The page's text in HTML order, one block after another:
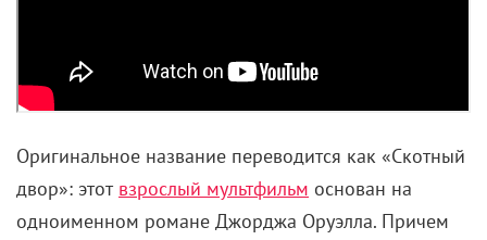
Оригинальное название переводится как «Скотный
двор»: этот взрослый мультфильм основан на
одноименном романе Джорджа Оруэлла. Причем